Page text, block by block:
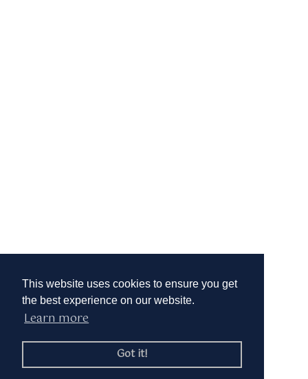
This website uses cookies to ensure you get
the best experience on our website.
Learn more
Got it!